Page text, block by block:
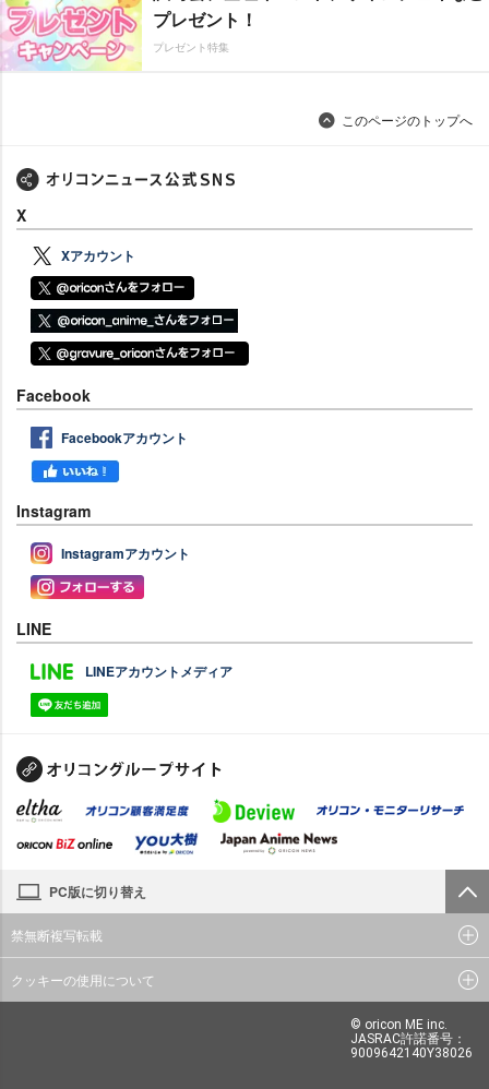
プレゼント！
プレゼント特集
このページのトップへ
X
Xアカウント
Facebook
Facebookアカウント
Instagram
Instagramアカウント
LINE
LINEアカウントメディア
PC版に切り替え
禁無断複写転載
クッキーの使用について
© oricon ME inc.
JASRAC許諾番号：
9009642140Y38026